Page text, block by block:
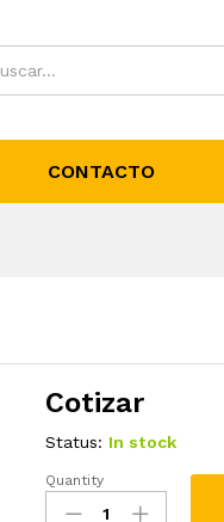
CONTACTO
Cotizar
Status: In stock
Estaño
Mate
Quantity